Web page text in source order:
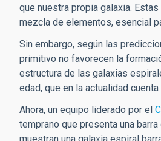
que nuestra propia galaxia.
mezcla de elementos, esencial
Sin embargo, según las
primitivo no favorecen la
estructura de las galaxias
edad, que en la actualidad
Ahora, un equipo liderado por el
temprano que presenta una